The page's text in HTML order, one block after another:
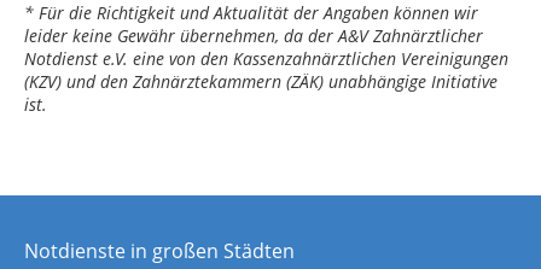
* Für die Richtigkeit und Aktualität der Angaben können wir
leider keine Gewähr übernehmen, da der A&V Zahnärztlicher
Notdienst e.V. eine von den Kassenzahnärztlichen Vereinigungen
(KZV) und den Zahnärztekammern (ZÄK) unabhängige Initiative
ist.
Notdienste in großen Städten